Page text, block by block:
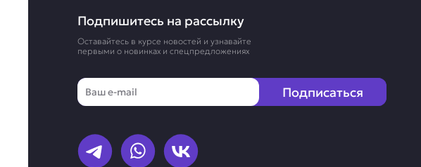
Подпишитесь на рассылку
Оставайтесь в курсе новостей и узнавайте
первыми о новинках и спецпредложениях
Email
Подписаться